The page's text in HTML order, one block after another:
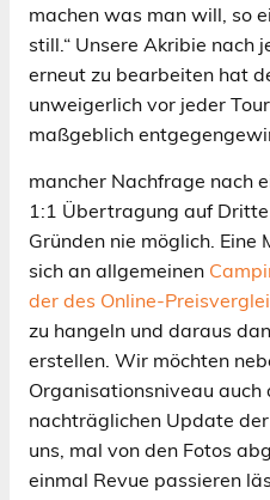
machen was man will, so
still.“ Unsere Akribie nach
erneut zu bearbeiten hat
unweigerlich vor jeder
maßgeblich
mancher Nachfrage nach
1:1 Übertragung auf
Gründen nie möglich.
sich an allgemeinen
der des Online-
zu hangeln und daraus
erstellen. Wir möchten
Organisationsniveau
nachträglichen Update
uns, mal von den Fotos
einmal Revue passieren